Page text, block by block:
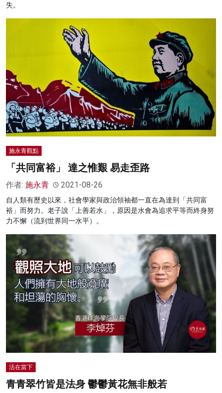
失。
施永青觀點
「共同富裕」 達之惟艱 易走歪路
作者: 施永青 2021-08-26
自人類有歷史以來，社會學家與政治領袖都一直在為達到「共同富
裕」而努力。老子說「上善若水」，原因是水會為追求平等而終身努
力不懈（流到世界同一水平）。
活在當下
青青翠竹皆是法身 鬱鬱黃花無非般若